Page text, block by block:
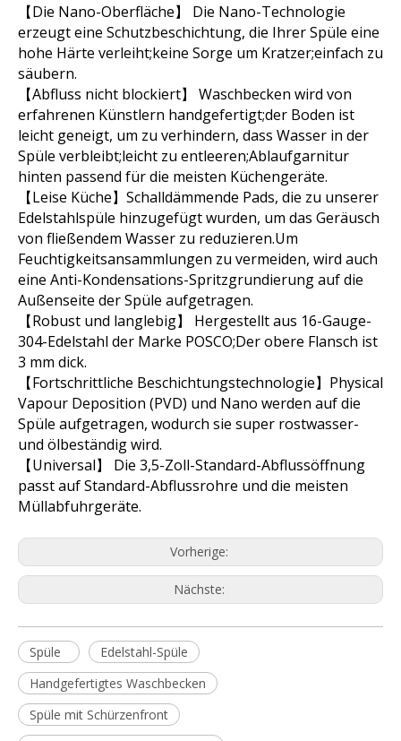
【Die Nano-Oberfläche】 Die Nano-Technologie
erzeugt eine Schutzbeschichtung, die Ihrer Spüle eine
hohe Härte verleiht;keine Sorge um Kratzer;einfach zu
säubern.
【Abfluss nicht blockiert】 Waschbecken wird von
erfahrenen Künstlern handgefertigt;der Boden ist
leicht geneigt, um zu verhindern, dass Wasser in der
Spüle verbleibt;leicht zu entleeren;Ablaufgarnitur
hinten passend für die meisten Küchengeräte.
【Leise Küche】Schalldämmende Pads, die zu unserer
Edelstahlspüle hinzugefügt wurden, um das Geräusch
von fließendem Wasser zu reduzieren.Um
Feuchtigkeitsansammlungen zu vermeiden, wird auch
eine Anti-Kondensations-Spritzgrundierung auf die
Außenseite der Spüle aufgetragen.
【Robust und langlebig】 Hergestellt aus 16-Gauge-
304-Edelstahl der Marke POSCO;Der obere Flansch ist
3 mm dick.
【Fortschrittliche Beschichtungstechnologie】Physical
Vapour Deposition (PVD) und Nano werden auf die
Spüle aufgetragen, wodurch sie super rostwasser-
und ölbeständig wird.
【Universal】 Die 3,5-Zoll-Standard-Abflussöffnung
passt auf Standard-Abflussrohre und die meisten
Müllabfuhrgeräte.
Vorherige:
Nächste:
Spüle
Edelstahl-Spüle
Handgefertigtes Waschbecken
Spüle mit Schürzenfront